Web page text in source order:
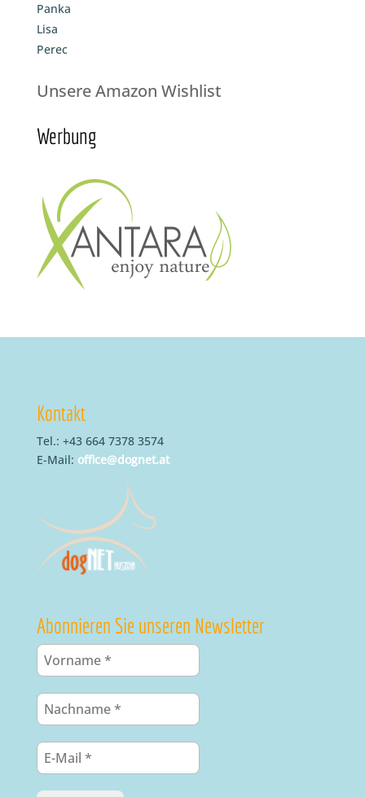
Panka
Lisa
Perec
Unsere Amazon Wishlist
Werbung
Kontakt
Tel.: +43 664 7378 3574
E-Mail: office@dognet.at
Abonnieren Sie unseren Newsletter